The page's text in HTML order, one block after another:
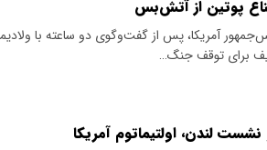
پوتین از آتش‌بس
آمریکا، پس از گفت‌وگوی دو ساعته با
برای توقف جنگ…
نشست لندن، اولتیماتوم آمریکا